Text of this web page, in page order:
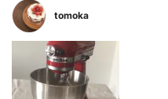
tomoka